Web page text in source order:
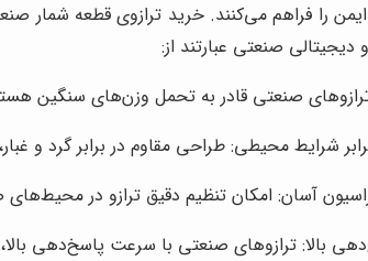
را فراهم می‌کنند. خرید ترازوی قطعه شمار
دیجیتالی صنعتی عبارتند از:
ترازوهای صنعتی قادر به تحمل وزن‌های سنگین
شرایط محیطی: طراحی مقاوم در برابر گرد و
آسان: امکان تنظیم دقیق ترازو در
بالا: ترازوهای صنعتی با سرعت پاسخ‌دهی بالا،